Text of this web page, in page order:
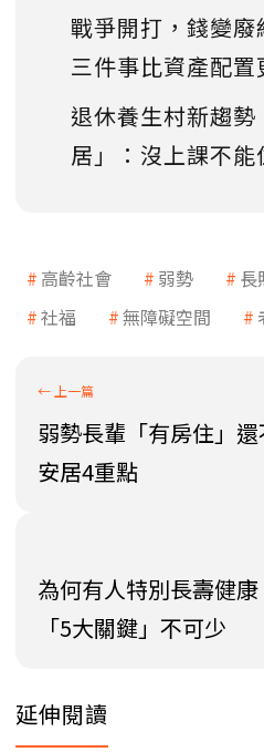
戰爭開打，錢變
三件事比資產配置
退休養生村新趨
居」：沒上課不
高齡社會 弱勢 長
社福
無障礙空間
弱勢長輩「有房住」
安居4重點
為何有人特別長壽健
「5大關鍵」不可少
延伸閱讀